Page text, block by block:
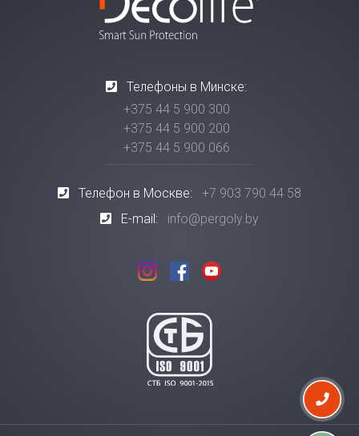
Телефоны в Минске:
+375 44 5 900 300
+375 44 5 900 200
+375 44 5 900 066
Телефон в Москве:
+7 903 790 44 58
E-mail:
info@pergoly.by